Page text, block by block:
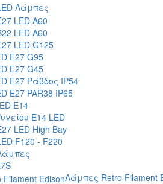
Λάμπες
LED A60
LED A60
LED G125
E27 G95
E27 G45
E27 Ράβδος IP54
E27 PAR38 IP65
E14
E14 LED
LED High Bay
F120 - F220
Λάμπες Retro Filament